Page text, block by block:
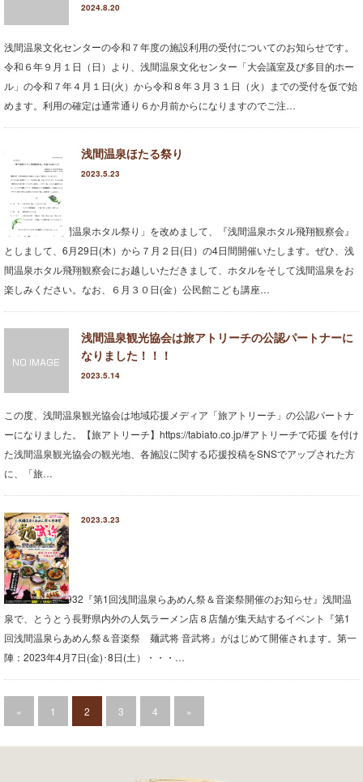
2024.8.20
浅間温泉文化センターの令和７年度の施設利用の受付についてのお知らせです。
令和６年９月１日（日）より、浅間温泉文化センター「大会議室及び多目的ホー
ル」の令和７年４月１日(火）から令和８年３月３１日（火）までの受付を仮で始
めます。利用の確定は通常通り６か月前からになりますのでご注…
浅間温泉ほたる祭り
2023.5.23
今年は、「浅間温泉ホタル祭り」を改めまして、『浅間温泉ホタル飛翔観察会』
としまして、6月29日(木）から７月２日(日）の4日間開催いたします。ぜひ、浅
間温泉ホタル飛翔観察会にお越しいただきまして、ホタルをそして浅間温泉をお
楽しみください。なお、６月３０日(金）公民館こども講座…
浅間温泉観光協会は旅アトリーチの公認パートナーに
なりました！！！
2023.5.14
この度、浅間温泉観光協会は地域応援メディア「旅アトリーチ」の公認パートナ
ーになりました。【旅アトリーチ】https://tabiato.co.jp/#アトリーチで応援 を付け
た浅間温泉観光協会の観光地、各施設に関する応援投稿をSNSでアップされた方
に、「旅…
2023.3.23
20230323152932『第1回浅間温泉らあめん祭＆音楽祭開催のお知らせ』浅間温
泉で、とうとう長野県内外の人気ラーメン店８店舗が集天結するイベント『第1
回浅間温泉らあめん祭＆音楽祭 麺武将 音武将』がはじめて開催されます。第一
陣：2023年4月7日(金)･8日(土）・・・…
« 1 2 3 4 »